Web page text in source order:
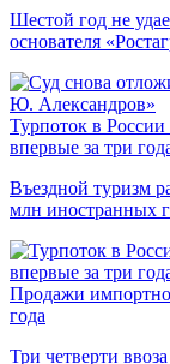
Шестой год не
основателя
Турпоток в
впервые за три
Въездной туризм
млн иностранных
Продажи
года
Три четверти